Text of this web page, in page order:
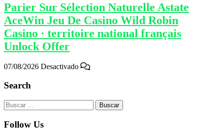
Parier Sur Sélection Naturelle Astate
AceWin Jeu De Casino Wild Robin
Casino · territoire national français
Unlock Offer
07/08/2026 Desactivado
Search
Buscar:
Follow Us